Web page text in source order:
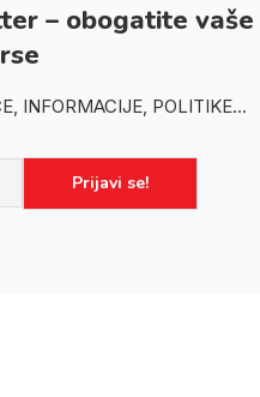
– obogatite vaše
INFORMACIJE, POLITIKE...